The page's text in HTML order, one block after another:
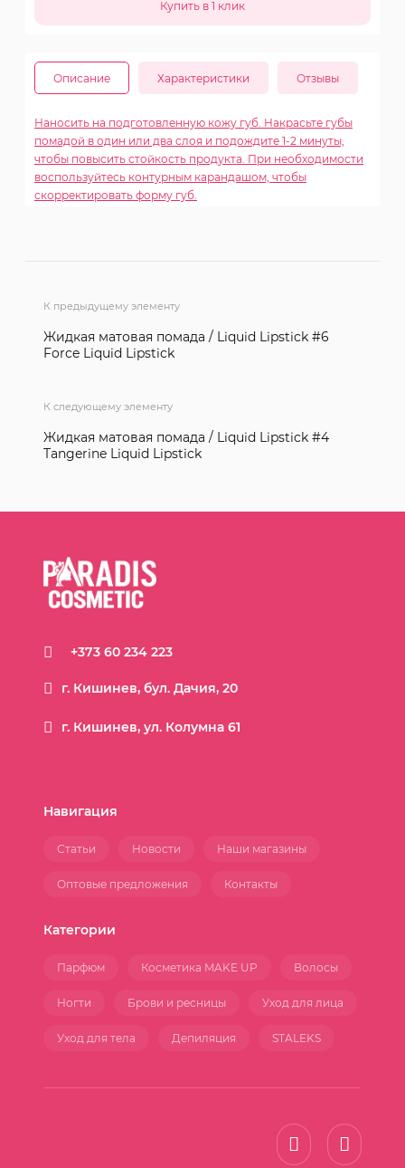
Описание Характеристики Отзывы
Наносить на подготовленную кожу губ. Накрасьте губы
помадой в один или два слоя и подождите 1-2 минуты,
чтобы повысить стойкость продукта. При необходимости
воспользуйтесь контурным карандашом, чтобы
скорректировать форму губ.
К предыдущему элементу
Жидкая матовая помада / Liquid Lipstick #6
Force Liquid Lipstick
К следующему элементу
Жидкая матовая помада / Liquid Lipstick #4
Tangerine Liquid Lipstick
г. Кишинев, ул. Колумна 61
+373 60 234 223
г. Кишинев, бул. Дачия, 20
Статьи Новости Наши магазины
Оптовые предложения Контакты
Навигация
Парфюм Косметика MAKE UP Волосы
Ногти Брови и ресницы Уход для лица
Уход для тела Депиляция STALEKS
Категории